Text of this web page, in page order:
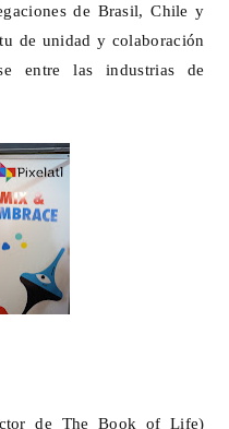
de Brasil, Chile y
de unidad y colaboración
entre las industrias de
de The Book of Life)